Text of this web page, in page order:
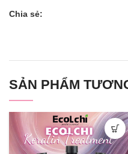
Chia sẻ:
SẢN PHẨM